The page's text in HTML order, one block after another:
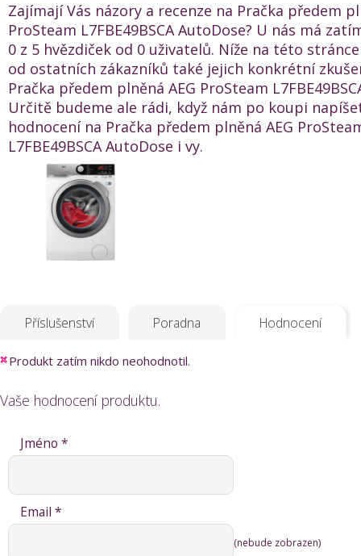
Zajímají Vás názory a recenze na Pračka předem
ProSteam L7FBE49BSCA AutoDose? U nás má
0 z 5 hvězdiček od 0 uživatelů. Níže na této
od ostatních zákazníků také jejich konkrétní
Pračka předem plněná AEG ProSteam
Určitě budeme ale rádi, když nám po koupi
hodnocení na Pračka předem plněná AEG
L7FBE49BSCA AutoDose i vy.
Příslušenství Poradna Hodnocení
Produkt zatím nikdo neohodnotil.
Vaše hodnocení produktu.
Jméno *
Email *
(nebude zobrazen)